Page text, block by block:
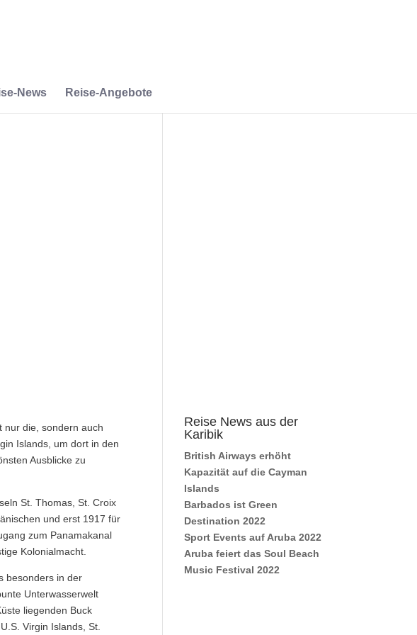
News Reise-Angebote
nur die, sondern auch
Islands, um dort in den
Ausblicke zu
St. Thomas, St. Croix
und erst 1917 für
zum Panamakanal
Kolonialmacht.
besonders in der
Unterwasserwelt
liegenden Buck
Virgin Islands, St.
Reise News aus der
Karibik
British Airways erhöht
Kapazität auf die Cayman
Islands
Barbados ist Green
Destination 2022
Sport Events auf Aruba 2022
Aruba feiert das Soul Beach
Music Festival 2022